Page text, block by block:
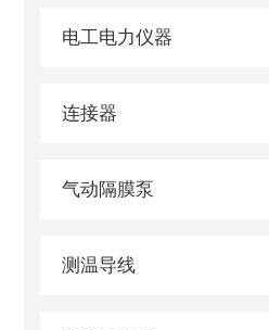
电工电力仪器
连接器
气动隔膜泵
测温导线